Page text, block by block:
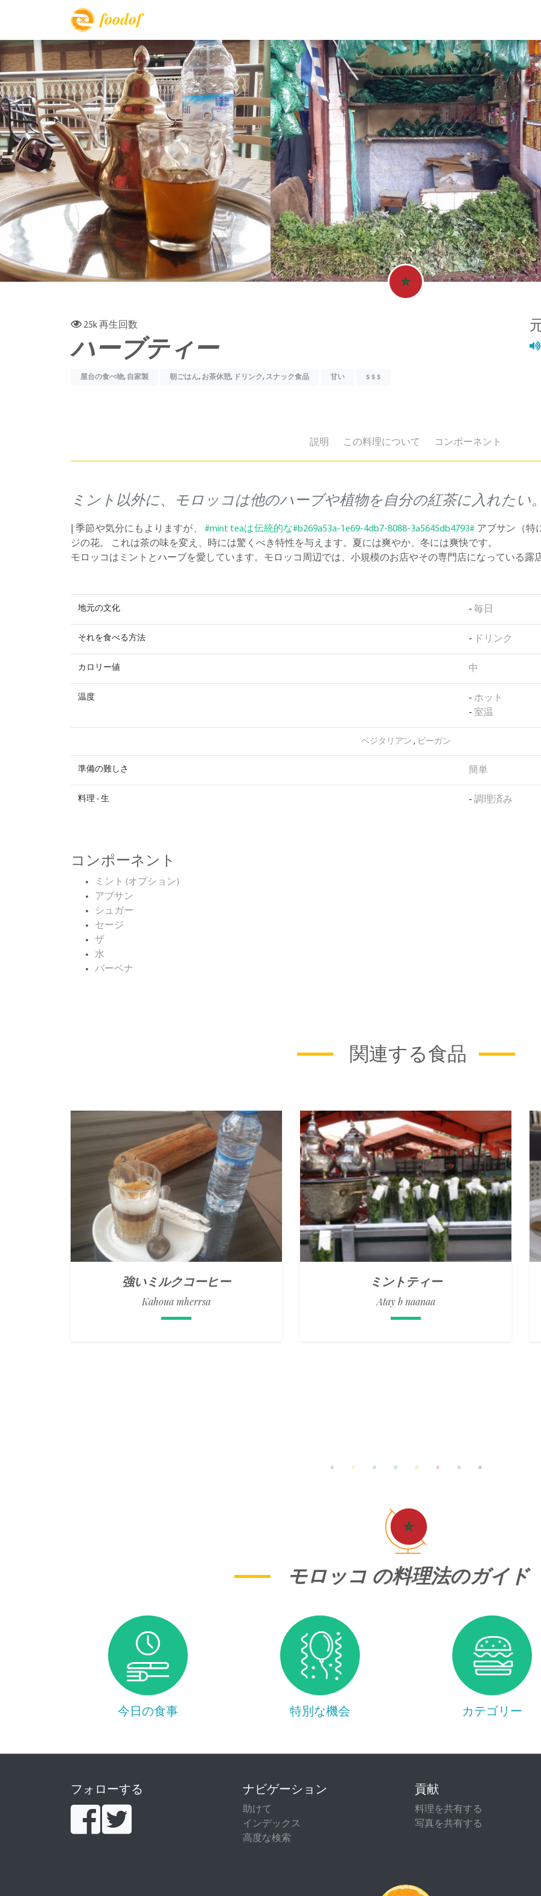
foodof
25k再生回数
ハーブティー
屋台の食べ物, 自家製 朝ごはん, お茶休憩, ドリンク, スナック食品 甘い $ $ $
説明 この料理について コンポーネント
ミント以外に、モロッコは他のハーブや植物を自分の紅茶に入れたい。
| 季節や気分にもよりますが、#mint teaは伝統的な#b269a53a-1e69-4db7-8088-3a5645db4793# アブサン（特
ジの花。 これは茶の味を変え、時には驚くべき特性を与えます。夏には爽やか、冬には爽快です。
モロッコはミントとハーブを愛しています。モロッコ周辺では、小規模のお店やその専門店になっている露
地元の文化 - 毎日
それを食べる方法 - ドリンク
カロリー値 中
温度 - ホット
- 室温
ベジタリアン , ビーガン
準備の難しさ 簡単
料理 - 生 - 調理済み
コンポーネント
ミント (オプション)
アブサン
シュガー
セージ
ザ
水
バーベナ
関連する食品
強いミルクコーヒー
Kahoua mherrsa
ミントティー
Atay b naanaa
モロッコ の料理法のガイド
今日の食事 特別な機会 カテゴリー
フォローする ナビゲーション
助けて
インデックス
高度な検索
貢献
料理を共有する
写真を共有する